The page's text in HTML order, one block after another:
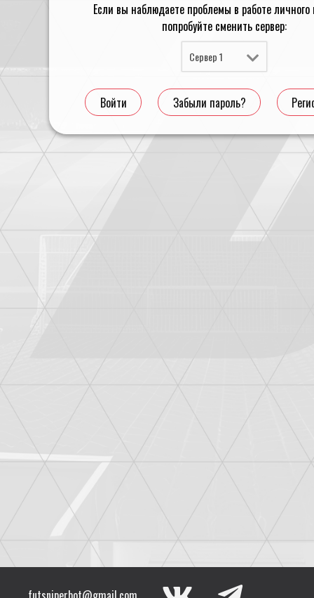
Если вы наблюдаете проблемы в работе личного
попробуйте сменить сервер:
Сервер 1
Войти Забыли пароль?